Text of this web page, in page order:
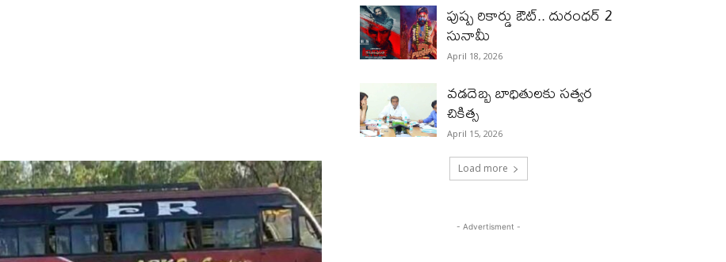
పుష్ప రికార్డు ఔట్‌.. దురంధ‌ర్ 2
సునామీ
April 18, 2026
వడదెబ్బ బాధితులకు సత్వర
చికిత్స
April 15, 2026
Load more
- Advertisment -